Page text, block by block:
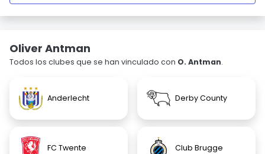
Oliver Antman
Todos los clubes que se han vinculado con O. Antman.
Anderlecht Derby County
FC Twente Club Brugge